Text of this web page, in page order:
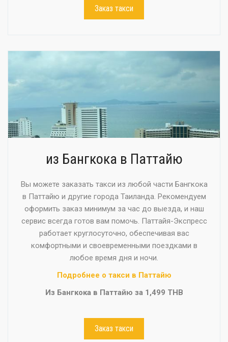
Заказ такси
из Бангкока в Паттайю
Вы можете заказать такси из любой части Бангкока
в Паттайю и другие города Таиланда. Рекомендуем
оформить заказ минимум за час до выезда, и наш
сервис всегда готов вам помочь. Паттайя-Экспресс
работает круглосуточно, обеспечивая вас
комфортными и своевременными поездками в
любое время дня и ночи.
Подробнее о такси в Паттайю
Из Бангкока в Паттайю за 1,499 THB
Заказ такси